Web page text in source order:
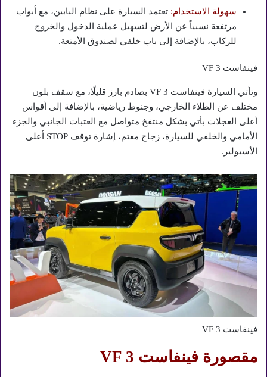
سهولة الاستخدام: تعتمد السيارة على نظام البابين، مع أبواب
مرتفعة نسبياً عن الأرض لتسهيل عملية الدخول والخروج
للركاب، بالإضافة إلى باب خلفي لصندوق الأمتعة.
فينفاست VF 3
وتأتي السيارة فينفاست VF 3 بصادم بارز قليلًا، مع سقف بلون
مختلف عن الطلاء الخارجي، وجنوط رياضية، بالإضافة إلى أقواس
أعلى العجلات بأتي بشكل منتفخ متواصل مع العتبات الجانبي والجزء
الأمامي والخلفي للسيارة، زجاج معتم، إشارة توقف STOP أعلى
الأسبولير.
فينفاست VF 3
مقصورة فينفاست VF 3